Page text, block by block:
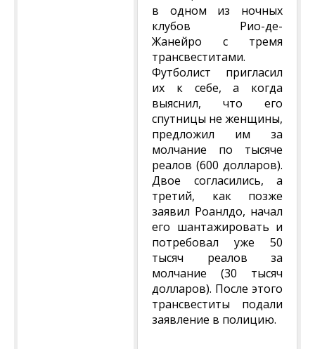
в одном из ночных
клубов Рио-де-
Жанейро с тремя
трансвеститами.
Футболист пригласил
их к себе, а когда
выяснил, что его
спутницы не женщины,
предложил им за
молчание по тысяче
реалов (600 долларов).
Двое согласились, а
третий, как позже
заявил Роанлдо, начал
его шантажировать и
потребовал уже 50
тысяч реалов за
молчание (30 тысяч
долларов). После этого
трансвеститы подали
заявление в полицию.